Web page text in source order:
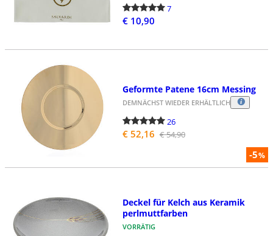
7
€ 10,90
-5%
Geformte Patene 16cm Messing
DEMNÄCHST WIEDER ERHÄLTLICH
26
€ 52,16 € 54,90
Deckel für Kelch aus Keramik
perlmuttfarben
VORRÄTIG